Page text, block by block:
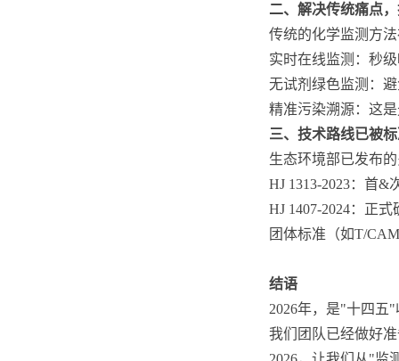
二、解决传统痛点
传统的化学监测方
实时在线监测： 秒
无试剂绿色监测：
精准污染溯源： 这
三、技术路线已被
生态环境部已发布
HJ 1313-2023： 首&
HJ 1407-2024： 正式
团体标准（如T/
结语
2026年，是"十四五
我们团队已经做好